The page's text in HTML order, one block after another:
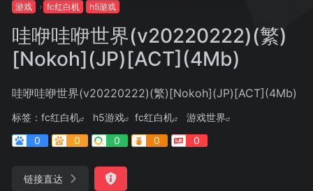
游戏 fc红白机 h5游戏
哇咿哇咿世界(v20220222)(繁)
[Nokoh](JP)[ACT](4Mb)
哇咿哇咿世界(v20220222)(繁)[Nokoh](JP)[ACT](4Mb)
标签： fc红白机 h5游戏 fc红白机
游戏世界
0
0 0 0 0
链接直达